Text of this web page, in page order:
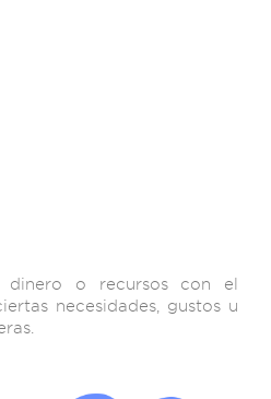
o recursos con el
necesidades, gustos u